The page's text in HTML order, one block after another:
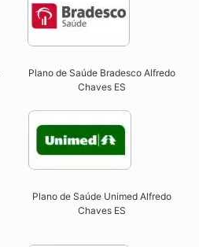
Plano de Saúde Bradesco Alfredo
Chaves ES
Plano de Saúde Unimed Alfredo
Chaves ES